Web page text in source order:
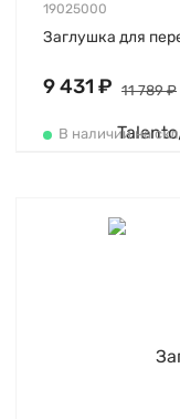
19025000
Заглушка для
9 431 ₽ 11 789 ₽
В наличии на